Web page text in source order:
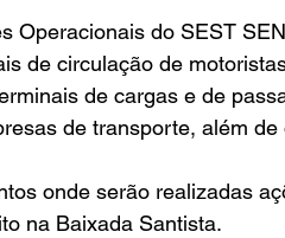
Operacionais do SEST
de circulação de
de cargas e de
de transporte, além de
onde serão realizadas
na Baixada Santista.